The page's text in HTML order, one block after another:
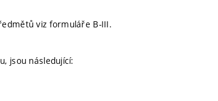
viz formuláře B-III.
jsou následující: